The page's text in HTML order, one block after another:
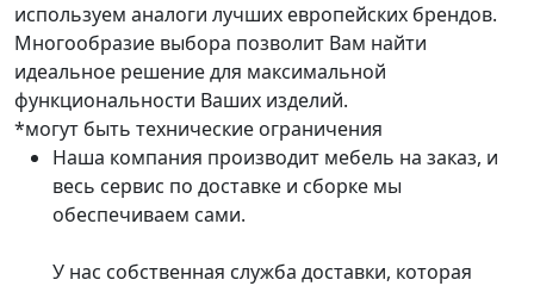
используем аналоги лучших европейских брендов.
Многообразие выбора позволит Вам найти
идеальное решение для максимальной
функциональности Ваших изделий.
*могут быть технические ограничения
Наша компания производит мебель на заказ, и
весь сервис по доставке и сборке мы
обеспечиваем сами.
У нас собственная служба доставки, которая